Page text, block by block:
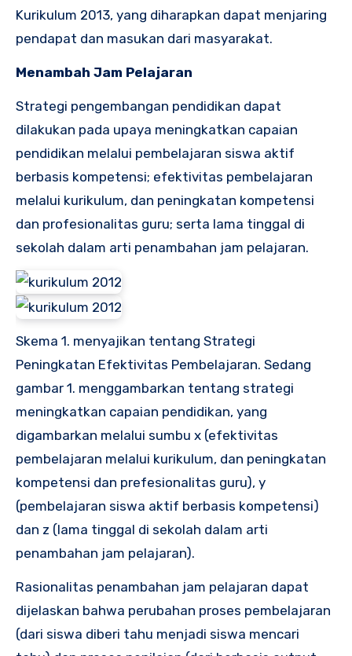
Kurikulum 2013, yang diharapkan dapat menjaring
pendapat dan masukan dari masyarakat.
Menambah Jam Pelajaran
Strategi pengembangan pendidikan dapat
dilakukan pada upaya meningkatkan capaian
pendidikan melalui pembelajaran siswa aktif
berbasis kompetensi; efektivitas pembelajaran
melalui kurikulum, dan peningkatan kompetensi
dan profesionalitas guru; serta lama tinggal di
sekolah dalam arti penambahan jam pelajaran.
Skema 1. menyajikan tentang Strategi
Peningkatan Efektivitas Pembelajaran. Sedang
gambar 1. menggambarkan tentang strategi
meningkatkan capaian pendidikan, yang
digambarkan melalui sumbu x (efektivitas
pembelajaran melalui kurikulum, dan peningkatan
kompetensi dan prefesionalitas guru), y
(pembelajaran siswa aktif berbasis kompetensi)
dan z (lama tinggal di sekolah dalam arti
penambahan jam pelajaran).
Rasionalitas penambahan jam pelajaran dapat
dijelaskan bahwa perubahan proses pembelajaran
(dari siswa diberi tahu menjadi siswa mencari